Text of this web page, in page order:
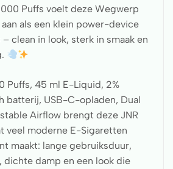
Puffs voelt deze Wegwerp
als een klein power-device
clean in look, sterk in smaak en
Puffs, 45 ml E-Liquid, 2%
batterij, USB-C-opladen, Dual
Airflow brengt deze JNR
veel moderne E-Sigaretten
maakt: lange gebruiksduur,
dichte damp en een look die